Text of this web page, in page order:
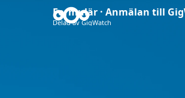
Delad av GigWatch